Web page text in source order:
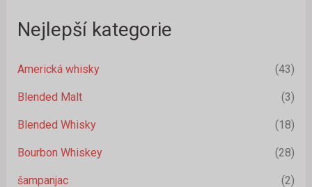
Nejlepší kategorie
Americká whisky (43)
Blended Malt (3)
Blended Whisky (18)
Bourbon Whiskey (28)
šampanjac (2)